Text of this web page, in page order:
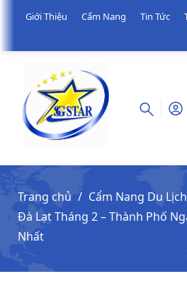
Giới Thiệu Cẩm Nang Tin Tức
Trang chủ
Cẩm Nang Du
Đà Lạt Tháng 2 – Thành Phố
Nhất